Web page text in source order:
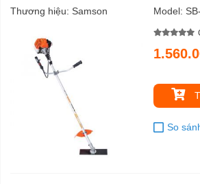
Thương hiệu: Samson Model:
So